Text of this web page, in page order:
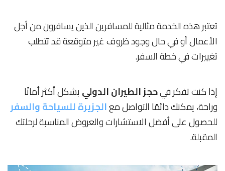
تعتبر هذه الخدمة مثالية للمسافرين الذين يسافرون من أجل
الأعمال أو في حال وجود ظروف غير متوقعة قد تتطلب
تغييرات في خطة السفر.
إذا كنت تفكر فيحجز الطيران الدولي بشكل أكثر أمانًا
وراحة، يمكنك دائمًا التواصل معالجزيرة للسياحة والسفر
للحصول على أفضل الاستشارات والعروض المناسبة لرحلتك
المقبلة.